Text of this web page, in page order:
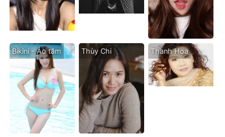
Bikini - Áo tăm Thùy Chi Thanh Hoa